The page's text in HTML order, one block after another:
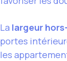
La largeur
portes
les